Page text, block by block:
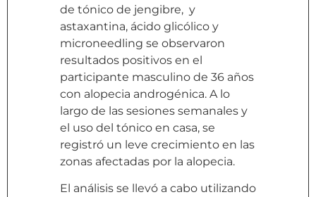
de tónico de jengibre, y
astaxantina, ácido glicólico y
microneedling se observaron
resultados positivos en el
participante masculino de 36 años
con alopecia androgénica. A lo
largo de las sesiones semanales y
el uso del tónico en casa, se
registró un leve crecimiento en las
zonas afectadas por la alopecia.
El análisis se llevó a cabo utilizando